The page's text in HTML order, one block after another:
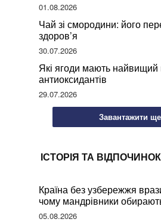
01.08.2026
Чай зі смородини: його
здоров’я
30.07.2026
Які ягоди мають найвищий
антиоксидантів
29.07.2026
Завантажити ще
ІСТОРІЯ ТА ВІДПОЧИНОК
Країна без узбережжя
чому мандрівники
відпочинок
05.08.2026